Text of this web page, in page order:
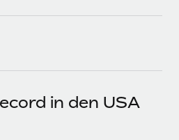
unverzichtbaren Business-
Global-HR-Funktionen in deine
einer Partnerschaft
und Qualifikationen
in den USA